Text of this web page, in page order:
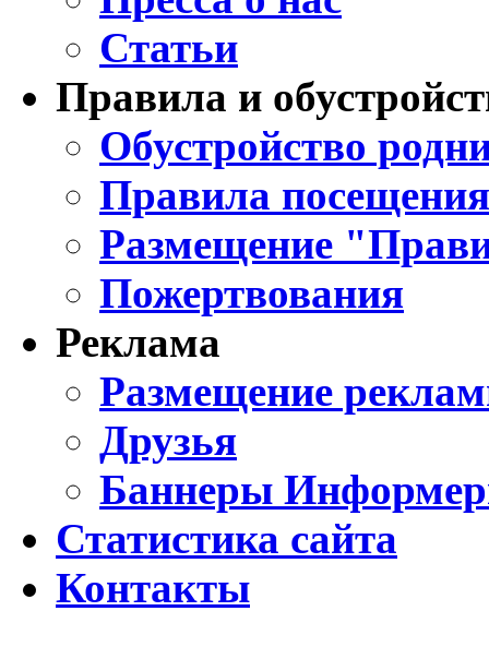
Статьи
Правила и
Обустройство
Правила
Размещение
Пожертвования
Реклама
Размещение
Друзья
Баннеры
Статистика сайта
Контакты